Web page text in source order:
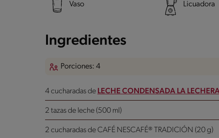
Vaso Licuadora
Ingredientes
Porciones: 4
4 cucharadas de LECHE CONDENSADA LA
2 tazas de leche (500 ml)
2 cucharadas de CAFÉ NESCAFÉ® TRADICIÓN (20 g)